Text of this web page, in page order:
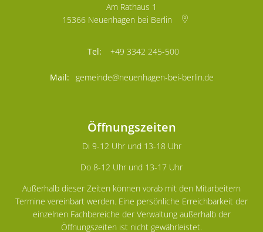
Am Rathaus 1
15366 Neuenhagen bei Berlin
+49 3342 245-500
gemeinde@neuenhagen-bei-berlin.de
Öffnungszeiten
Di 9-12 Uhr und 13-18 Uhr
Do 8-12 Uhr und 13-17 Uhr
Außerhalb dieser Zeiten können vorab mit den Mitarbeitern
Termine vereinbart werden. Eine persönliche Erreichbarkeit der
einzelnen Fachbereiche der Verwaltung außerhalb der
Öffnungszeiten ist nicht gewährleistet.